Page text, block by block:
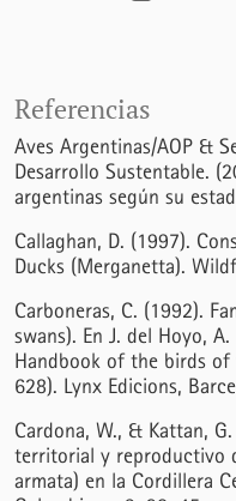
Referencias
Aves Argentinas/AOP &
Desarrollo Sustentable.
argentinas según su
Callaghan, D. (1997).
Ducks (Merganetta).
Carboneras, C. (1992).
swans). En J. del Hoyo,
Handbook of the birds
628). Lynx Edicions,
Cardona, W., & Kattan,
territorial y reproductivo
armata) en la Cordillera